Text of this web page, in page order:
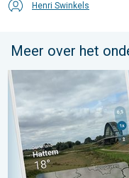
Henri Swinkels
Meer over het
Impressies maken,